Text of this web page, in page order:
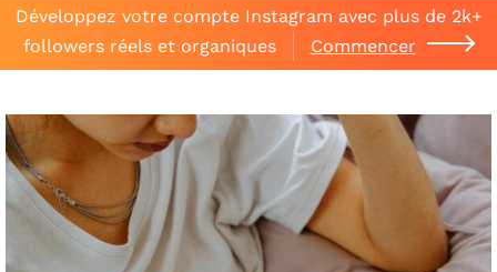
Développez votre compte Instagram avec plus de 2k+
followers réels et organiques
Commencer